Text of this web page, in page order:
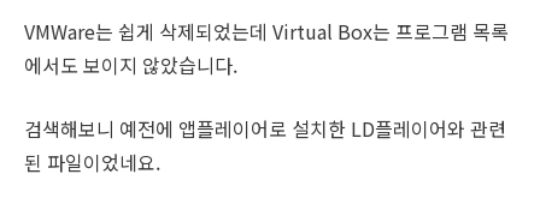
VMWare는 쉽게 삭제되었는데 Virtual Box는 프로그램 목록
에서도 보이지 않았습니다.
검색해보니 예전에 앱플레이어로 설치한 LD플레이어와 관련
된 파일이었네요.